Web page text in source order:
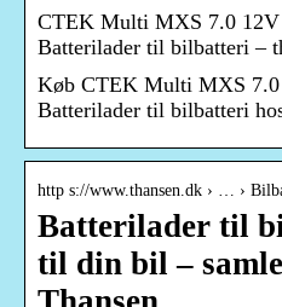
CTEK Multi MXS 7.0
Batterilader til bilbatteri –
Køb CTEK Multi MXS
Batterilader til bilbatteri
http s://www.thansen.dk › … ›
Batterilader til
til din bil –